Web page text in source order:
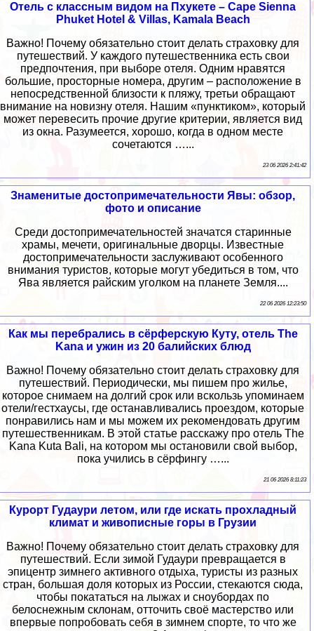
Отель с классным видом на Пхукете – Cape Sienna
Phuket Hotel & Villas, Kamala Beach
Важно! Почему обязательно стоит делать страховку для
путешествий. У каждого путешественника есть свои
предпочтения, при выборе отеля. Одним нравятся
большие, просторные номера, другим – расположение в
непосредственной близости к пляжу, третьи обращают
внимание на новизну отеля. Нашим «пунктиком», который
может перевесить прочие другие критерии, является вид
из окна. Разумеется, хорошо, когда в одном месте
сочетаются …...
23 06 2026 2:41:42
Знаменитые достопримечательности Явы: обзор,
фото и описание
Среди достопримечательностей значатся старинные
храмы, мечети, оригинальные дворцы. Известные
достопримечательности заслуживают особенного
внимания туристов, которые могут убедиться в том, что
Ява является райским уголком на планете Земля....
22 06 2026 12:23:50
Как мы перебрались в сёрферскую Куту, отель The
Kana и ужин из 20 балийских блюд
Важно! Почему обязательно стоит делать страховку для
путешествий. Периодически, мы пишем про жилье,
которое снимаем на долгий срок или вскользь упоминаем
отели/гестхаусы, где останавливались проездом, которые
понравились нам и мы можем их рекомендовать другим
путешественникам. В этой статье расскажу про отель The
Kana Kuta Bali, на котором мы остановили свой выбор,
пока учились в сёрфингу …...
21 06 2026 8:11:23
Курорт Гудаури летом, или где искать прохладный
климат и живописные горы в Грузии
Важно! Почему обязательно стоит делать страховку для
путешествий. Если зимой Гудаури превращается в
эпицентр зимнего активного отдыха, туристы из разных
стран, большая доля которых из России, стекаются сюда,
чтобы покататься на лыжах и сноубордах по
белоснежным склонам, отточить своё мастерство или
впервые попробовать себя в зимнем спорте, то что же